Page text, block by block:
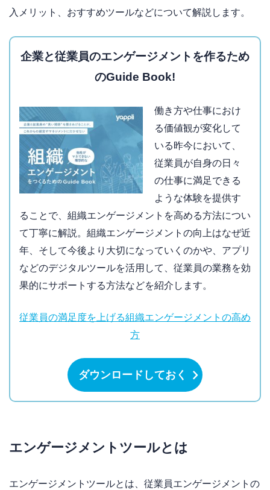
入メリット、おすすめツールなどについて解説します。
企業と従業員のエンゲージメントを作るため
のGuide Book!
働き方や仕事におけ
る価値観が変化して
いる昨今において、
従業員が自身の日々
の仕事に満足できる
ような体験を提供す
ることで、組織エンゲージメントを高める方法につい
て丁寧に解説。組織エンゲージメントの向上はなぜ近
年、そして今後より大切になっていくのかや、アプリ
などのデジタルツールを活用して、従業員の業務を効
果的にサポートする方法などを紹介します。
従業員の満足度を上げる組織エンゲージメントの高め
方
ダウンロードしておく
エンゲージメントツールとは
エンゲージメントツールとは、従業員エンゲージメントの